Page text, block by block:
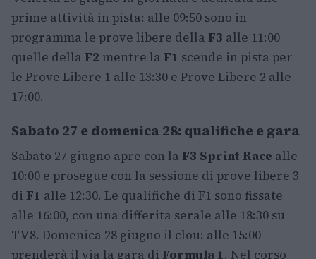
prime attività in pista: alle 09:50 sono in
programma le prove libere della F3 alle 11:00
quelle della F2 mentre la F1 scende in pista per
le Prove Libere 1 alle 13:30 e Prove Libere 2 alle
17:00.
Sabato 27 e domenica 28: qualifiche e gara
Sabato 27 giugno apre con la F3 Sprint Race alle
10:00 e prosegue con la sessione di prove libere 3
di F1 alle 12:30. Le qualifiche di F1 sono fissate
alle 16:00, con una differita serale alle 18:30 su
TV8. Domenica 28 giugno il clou: alle 15:00
prenderà il via la gara di Formula 1. Nel corso